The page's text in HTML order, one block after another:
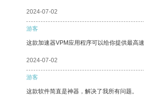
2024-07-02
游客
这款加速器VPM应用程序可以给你提供最高
2024-07-02
游客
这款软件简直是神器，解决了我所有问题。